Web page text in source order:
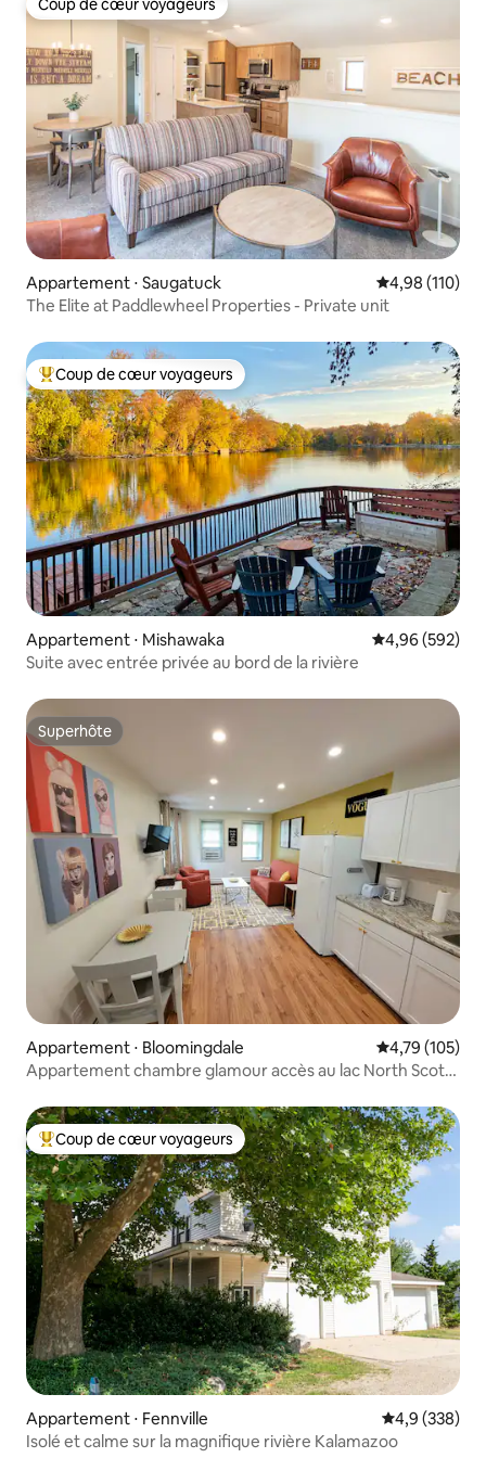
Coup de cœur voyageurs
Appartement ⋅ Saugatuck Évaluation
4,98 (110)
The Elite at Paddlewheel Properties - Private unit
Coups de cœur voyageurs les plus appréciés
Coup de cœur voyageurs
Appartement ⋅ Mishawaka Évaluation
4,96 (592)
Suite avec entrée privée au bord de la rivière
Superhôte
Superhôte
Appartement ⋅ Bloomingdale Évaluation
4,79 (105)
Appartement chambre glamour accès au lac North Scott
Coups de cœur voyageurs les plus appréciés
Coup de cœur voyageurs
Appartement ⋅ Fennville Évaluation
4,9 (338)
Isolé et calme sur la magnifique rivière Kalamazoo